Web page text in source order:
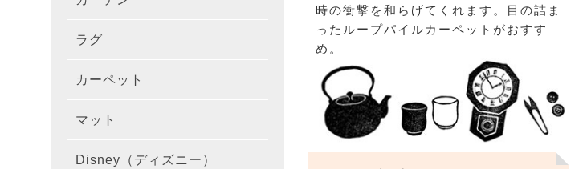
カーテンサイズの測り方
カーテン生地 無料サンプル
DESIGN LIFE
NEXTHOME
colne
遮光カーテン
100×135cm（遮光カーテン）
100×178cm（遮光カーテン）
100×200cm（遮光カーテン）
厚地カーテン
100×135cm（厚地カーテン）
100×178cm（厚地カーテン）
レースカーテン
100×133cm(レースカーテン)
ラグ ラグをサイズで選ぶ
100×140cm程度
140×200cm程度
170×220cm程度
200×200cm程度
ラグを機能で選ぶ
床暖房/ホットカーペット対応
防音ラグ
防炎ラグ
ラグのサイズの選び方
ラグの選び方講座
カーペット カーペットをサイズで選ぶ
176×176cm（江戸間2畳）
176×261cm（江戸間3畳）
タイルカーペット
マット 玄関マット
約45×75cm
Disney（ディズニー）
時の衝撃を和らげてくれます。目の詰ま
ったループパイルカーペットがおすす
め。